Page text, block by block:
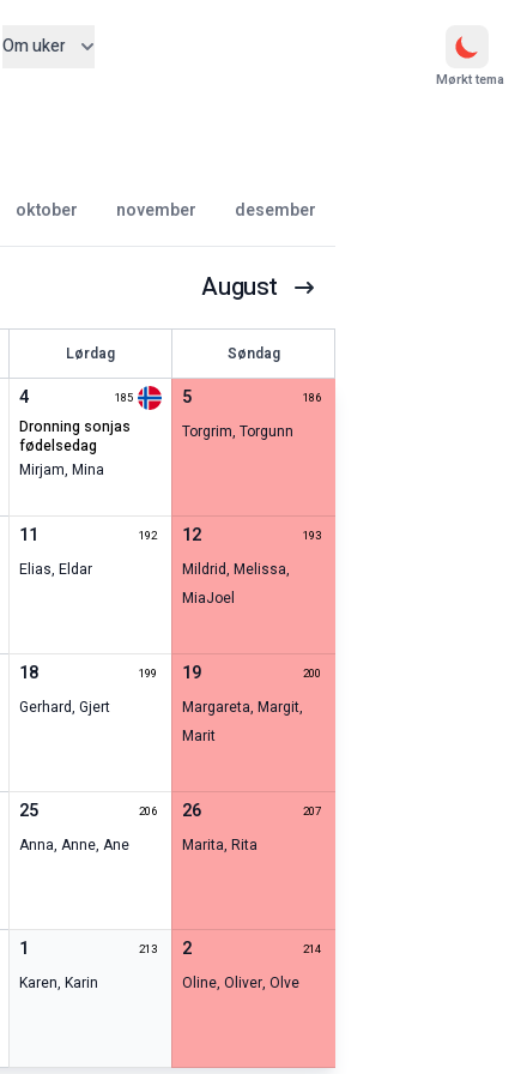
Om uker
Mørkt tema
oktober november desember
August
Lørdag Søndag
4 185
dronning sonjas
fødelsedag
Mirjam, Mina
5 186
Torgrim,Torgunn
11 192
Elias, Eldar
12 193
Mildrid,Melissa,
MiaJoel
18 199
Gerhard, Gjert
19 200
Margareta,Margit,
Marit
25 206
Anna, Anne, Ane
26 207
Marita,Rita
1 213
Karen, Karin
2 214
Oline,Oliver,Olve